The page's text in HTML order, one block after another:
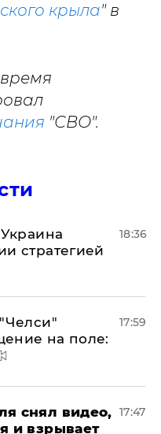
крыла" в
"СВО".
стратегией
18:36
на поле:
17:59
снял видео,
и взрывает
17:47